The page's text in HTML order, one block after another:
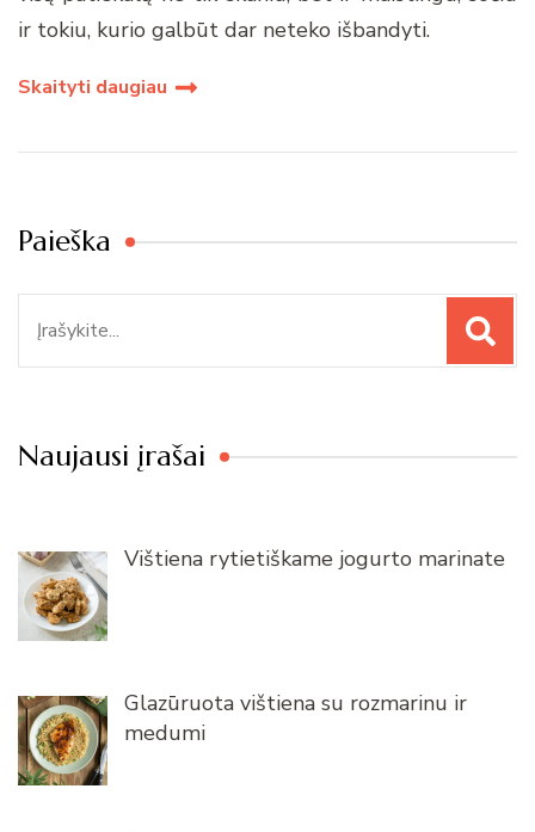
ir tokiu, kurio galbūt dar neteko išbandyti.
Skaityti daugiau
Paieška
Naujausi įrašai
Vištiena rytietiškame jogurto marinate
Glazūruota vištiena su rozmarinu ir
medumi